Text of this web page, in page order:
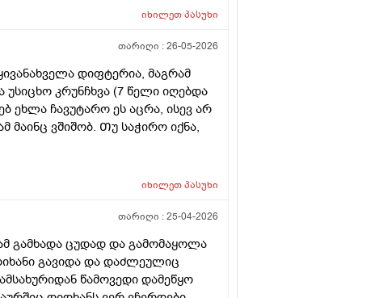
იხილეთპასუხი
თარიღი :26-05-2026
დიფტერია, მაგრამ
უსიცხო კრუნჩხვა (7 წელი იღებდა
ეხლა ჩავუტარო ეს აცრა, ისევ არ
ვშიშობ. Თუ საჭირო იქნა,
იხილეთპასუხი
თარიღი :25-04-2026
გამხადა ცუდად და გამომაყოლა
გავიდა და დაძლეულიც
წამოვედი დამეწყო